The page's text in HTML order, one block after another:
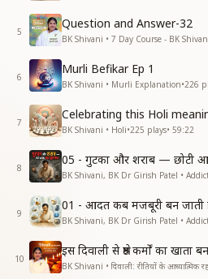
5
Question and Answer-32
BK Shivani • 7 Day Course - BK
6
Murli Befikar Ep 1
BK Shivani • Murli Explanation•226
7
Celebrating this Holi
BK Shivani • Holi•225 plays• 59:22
8
05 - गुटका और शराब — छोटी
BK Shivani, BK Dr Girish Patel •
9
01 - आदत कब मजबूरी बन जाती
BK Shivani, BK Dr Girish Patel •
10
इस दिवाली से श्रेष्ठ कर्मों का खाता
BK Shivani • दिवाली: रीतियों के आध्यात्मिक